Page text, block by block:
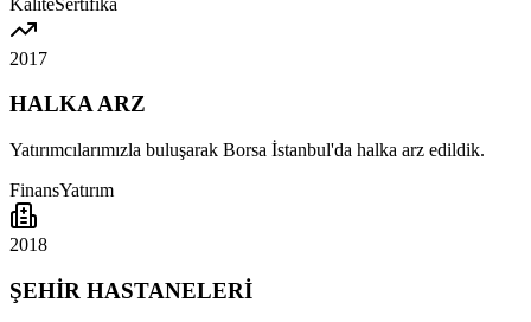
2017
HALKA ARZ
Yatırımcılarımızla buluşarak Borsa İstanbul'da halka arz edildik.
FinansYatırım
2018
ŞEHİR HASTANELERİ